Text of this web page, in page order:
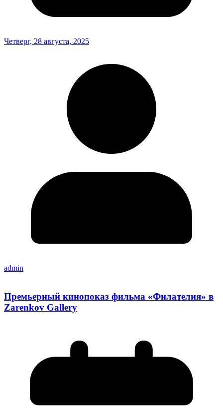
Четверг, 28 августа, 2025
admin
Премьерный кинопоказ фильма «Филателия» в
Zarenkov Gallery